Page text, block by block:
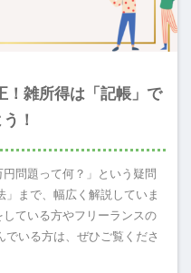
！雑所得は「記帳」で
！
問題って何？」という疑問
まで、幅広く解説していま
ている方やフリーランスの
いる方は、ぜひご覧くださ